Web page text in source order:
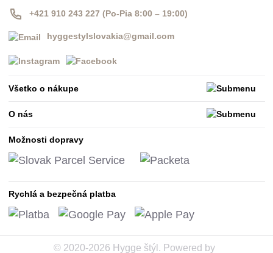
+421 910 243 227 (Po-Pia 8:00 – 19:00)
hyggestylslovakia@gmail.com
Všetko o nákupe
O nás
Možnosti dopravy
Rychlá a bezpečná platba
© 2020-2026 Hygge štýl. Powered by